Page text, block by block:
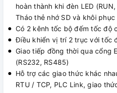
hoàn thành khi đèn LED
Tháo thẻ nhớ SD và khôi phục
Có 2 kênh tốc bộ đếm tốc độ
Điều khiển vị trí 2 trục với tốc
Giao tiếp đồng thời qua cổng
(RS232, RS485)
Hỗ trợ các giao thức khác
RTU / TCP, PLC Link, giao